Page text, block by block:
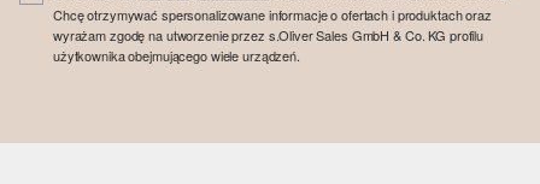
Chcę otrzymywać spersonalizowane informacje o ofertach i produktach oraz
wyrażam zgodę na utworzenie przez s.Oliver Sales GmbH & Co. KG profilu
użytkownika obejmującego wiele urządzeń.